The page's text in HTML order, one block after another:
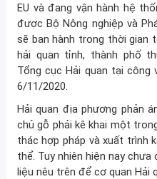
EU và đang vận hành hệ
được Bộ Nông nghiệp và
sẽ ban hành trong thời gian
hải quan tỉnh, thành phố
Tổng cục Hải quan tại công
6/11/2020.
Hải quan địa phương phản
chủ gỗ phải kê khai một
thác hợp pháp và xuất trình
thể. Tuy nhiên hiện nay
liệu nêu trên để cơ quan Hải